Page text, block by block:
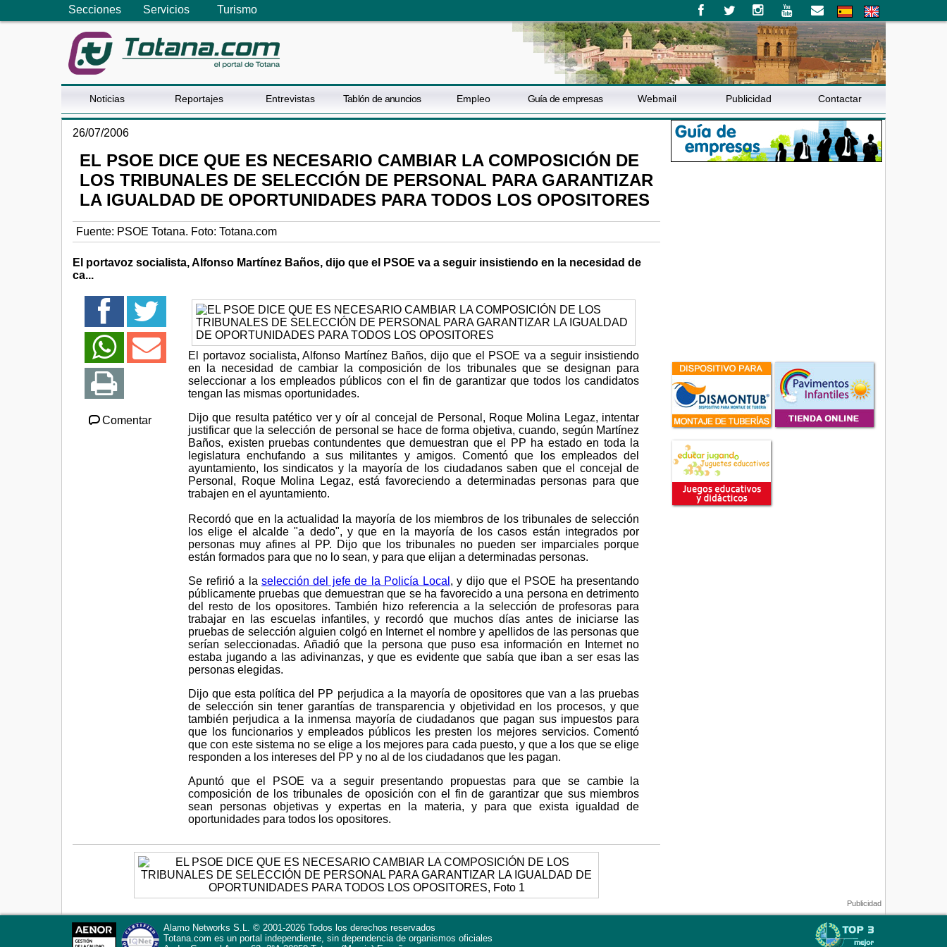
Secciones Servicios Turismo
Noticias Reportajes Entrevistas Tablón de anuncios Empleo Guía de empresas Webmail Publicidad Contactar
26/07/2006
EL PSOE DICE QUE ES NECESARIO CAMBIAR LA COMPOSICIÓN DE
LOS TRIBUNALES DE SELECCIÓN DE PERSONAL PARA GARANTIZAR
LA IGUALDAD DE OPORTUNIDADES PARA TODOS LOS OPOSITORES
Fuente: PSOE Totana. Foto: Totana.com
El portavoz socialista, Alfonso Martínez Baños, dijo que el PSOE va a seguir insistiendo en la necesidad de
ca...
Comentar
El portavoz socialista, Alfonso Martínez Baños, dijo que el PSOE va a seguir insistiendo
en la necesidad de cambiar la composición de los tribunales que se designan para
seleccionar a los empleados públicos con el fin de garantizar que todos los candidatos
tengan las mismas oportunidades.
Dijo que resulta patético ver y oír al concejal de Personal, Roque Molina Legaz, intentar
justificar que la selección de personal se hace de forma objetiva, cuando, según Martínez
Baños, existen pruebas contundentes que demuestran que el PP ha estado en toda la
legislatura enchufando a sus militantes y amigos. Comentó que los empleados del
ayuntamiento, los sindicatos y la mayoría de los ciudadanos saben que el concejal de
Personal, Roque Molina Legaz, está favoreciendo a determinadas personas para que
trabajen en el ayuntamiento.
Recordó que en la actualidad la mayoría de los miembros de los tribunales de selección
los elige el alcalde "a dedo", y que en la mayoría de los casos están integrados por
personas muy afines al PP. Dijo que los tribunales no pueden ser imparciales porque
están formados para que no lo sean, y para que elijan a determinadas personas.
Se refirió a la selección del jefe de la Policía Local , y dijo que el PSOE ha presentando
públicamente pruebas que demuestran que se ha favorecido a una persona en detrimento
del resto de los opositores. También hizo referencia a la selección de profesoras para
trabajar en las escuelas infantiles, y recordó que muchos días antes de iniciarse las
pruebas de selección alguien colgó en Internet el nombre y apellidos de las personas que
serían seleccionadas. Añadió que la persona que puso esa información en Internet no
estaba jugando a las adivinanzas, y que es evidente que sabía que iban a ser esas las
personas elegidas.
Dijo que esta política del PP perjudica a la mayoría de opositores que van a las pruebas
de selección sin tener garantías de transparencia y objetividad en los procesos, y que
también perjudica a la inmensa mayoría de ciudadanos que pagan sus impuestos para
que los funcionarios y empleados públicos les presten los mejores servicios. Comentó
que con este sistema no se elige a los mejores para cada puesto, y que a los que se elige
responden a los intereses del PP y no al de los ciudadanos que les pagan.
Apuntó que el PSOE va a seguir presentando propuestas para que se cambie la
composición de los tribunales de oposición con el fin de garantizar que sus miembros
sean personas objetivas y expertas en la materia, y para que exista igualdad de
oportunidades para todos los opositores.
Alamo Networks S.L. © 2001-2026 Todos los derechos reservados
Totana.com es un portal independiente, sin dependencia de organismos oficiales